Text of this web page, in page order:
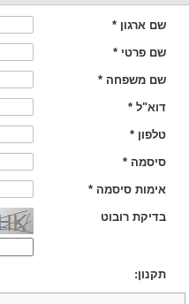
שם ארגון *
שם פרטי *
שם משפחה *
דוא"ל *
טלפון *
סיסמה *
אימות סיסמה *
בדיקת רובוט
תקנון: